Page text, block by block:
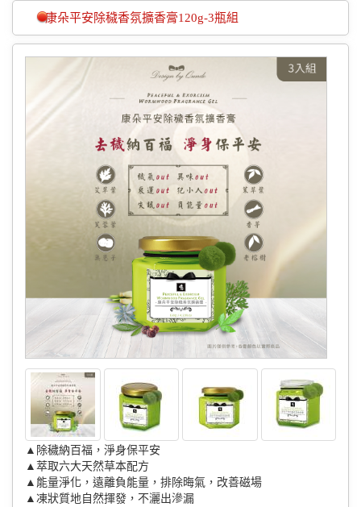
康朵平安除穢香氛擴香膏120g-3瓶組
▲除穢納百福，淨身保平安
▲萃取六大天然草本配方
▲能量淨化，遠離負能量，排除晦氣，改善磁場
▲凍狀質地自然揮發，不灑出滲漏